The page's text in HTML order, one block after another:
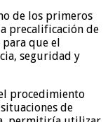
de los primeros
precalificación de
que el
seguridad y
procedimiento
de